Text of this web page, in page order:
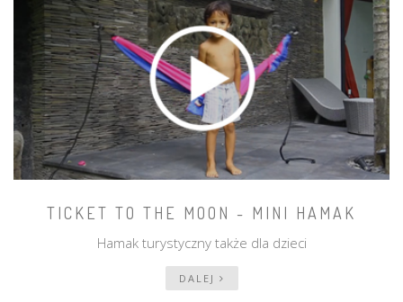
TICKET TO THE MOON - MINI HAMAK
Hamak turystyczny także dla dzieci
DALEJ